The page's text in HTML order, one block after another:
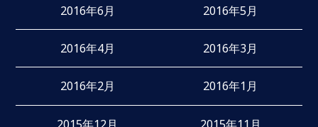
2016年6月 2016年5月
2016年4月 2016年3月
2016年2月 2016年1月